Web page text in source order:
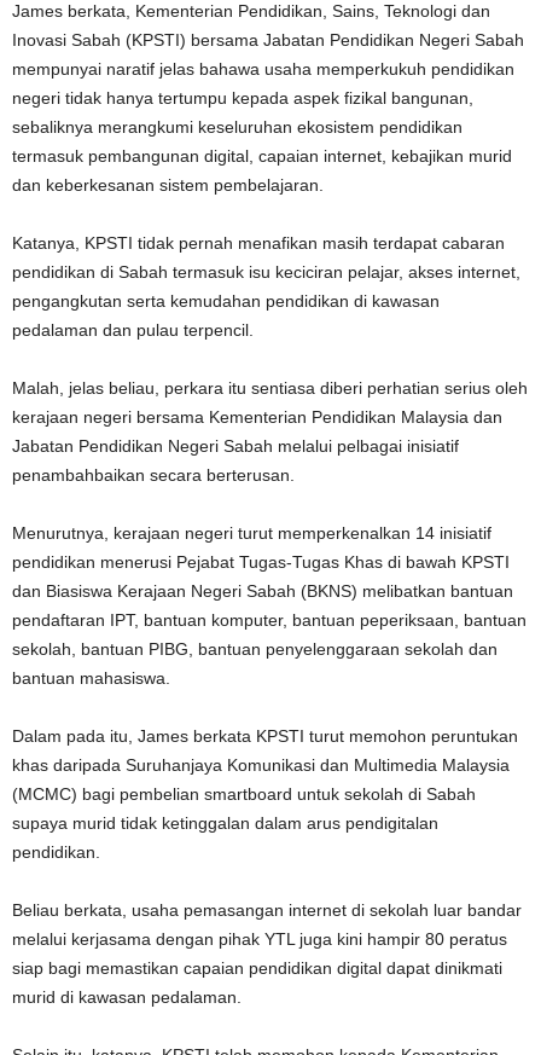
James berkata, Kementerian Pendidikan, Sains, Teknologi dan
Inovasi Sabah (KPSTI) bersama Jabatan Pendidikan Negeri Sabah
mempunyai naratif jelas bahawa usaha memperkukuh pendidikan
negeri tidak hanya tertumpu kepada aspek fizikal bangunan,
sebaliknya merangkumi keseluruhan ekosistem pendidikan
termasuk pembangunan digital, capaian internet, kebajikan murid
dan keberkesanan sistem pembelajaran.
Katanya, KPSTI tidak pernah menafikan masih terdapat cabaran
pendidikan di Sabah termasuk isu keciciran pelajar, akses internet,
pengangkutan serta kemudahan pendidikan di kawasan
pedalaman dan pulau terpencil.
Malah, jelas beliau, perkara itu sentiasa diberi perhatian serius oleh
kerajaan negeri bersama Kementerian Pendidikan Malaysia dan
Jabatan Pendidikan Negeri Sabah melalui pelbagai inisiatif
penambahbaikan secara berterusan.
Menurutnya, kerajaan negeri turut memperkenalkan 14 inisiatif
pendidikan menerusi Pejabat Tugas-Tugas Khas di bawah KPSTI
dan Biasiswa Kerajaan Negeri Sabah (BKNS) melibatkan bantuan
pendaftaran IPT, bantuan komputer, bantuan peperiksaan, bantuan
sekolah, bantuan PIBG, bantuan penyelenggaraan sekolah dan
bantuan mahasiswa.
Dalam pada itu, James berkata KPSTI turut memohon peruntukan
khas daripada Suruhanjaya Komunikasi dan Multimedia Malaysia
(MCMC) bagi pembelian smartboard untuk sekolah di Sabah
supaya murid tidak ketinggalan dalam arus pendigitalan
pendidikan.
Beliau berkata, usaha pemasangan internet di sekolah luar bandar
melalui kerjasama dengan pihak YTL juga kini hampir 80 peratus
siap bagi memastikan capaian pendidikan digital dapat dinikmati
murid di kawasan pedalaman.